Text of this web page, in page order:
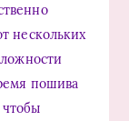
нескольких
пошива